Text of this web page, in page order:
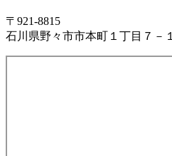
〒921-8815
石川県野々市市本町１丁目７－１